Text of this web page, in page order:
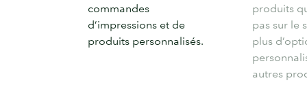
commandes
d’impressions et de
produits personnalisés.
produits
pas sur le
plus
autres